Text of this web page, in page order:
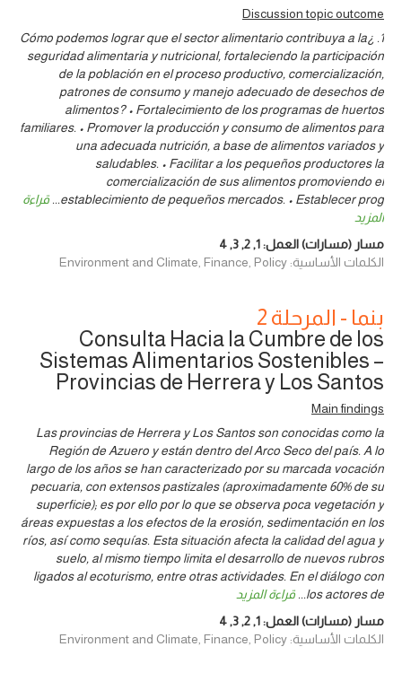
Discussion topic outcome
1. ¿Cómo podemos lograr que el sector alimentario contribuya a la
seguridad alimentaria y nutricional, fortaleciendo la participación
de la población en el proceso productivo, comercialización,
patrones de consumo y manejo adecuado de desechos de
alimentos? • Fortalecimiento de los programas de huertos
familiares. • Promover la producción y consumo de alimentos para
una adecuada nutrición, a base de alimentos variados y
saludables. • Facilitar a los pequeños productores la
comercialización de sus alimentos promoviendo el
establecimiento de pequeños mercados. • Establecer prog
... قراءة
المزيد
مسار (مسارات) العمل:1
,
2
,
3
,
4
الكلمات الأساسية: Environment and Climate, Finance, Policy
بنما - المرحلة 2
Consulta Hacia la Cumbre de los
Sistemas Alimentarios Sostenibles –
Provincias de Herrera y Los Santos
Main findings
Las provincias de Herrera y Los Santos son conocidas como la
Región de Azuero y están dentro del Arco Seco del país. A lo
largo de los años se han caracterizado por su marcada vocación
pecuaria, con extensos pastizales (aproximadamente 60% de su
superficie); es por ello por lo que se observa poca vegetación y
áreas expuestas a los efectos de la erosión, sedimentación en los
ríos, así como sequías. Esta situación afecta la calidad del agua y
suelo, al mismo tiempo limita el desarrollo de nuevos rubros
ligados al ecoturismo, entre otras actividades. En el diálogo con
los actores de
... قراءة المزيد
مسار (مسارات) العمل:1
,
2
,
3
,
4
الكلمات الأساسية: Environment and Climate, Finance, Policy